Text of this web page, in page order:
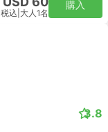
税込 大人1名
購入
3.8